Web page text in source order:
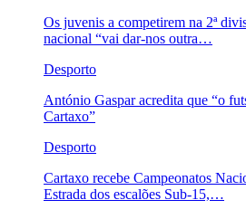
Os juvenis a competirem na 2ª
nacional “vai dar-nos outra…
Desporto
António Gaspar acredita que “o
Cartaxo”
Desporto
Cartaxo recebe Campeonatos
Estrada dos escalões Sub-15,…